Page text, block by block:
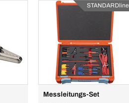
STANDARDline
Messleitungs-Set